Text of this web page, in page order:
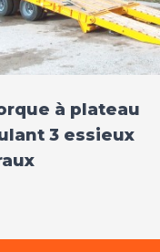
à plateau
3 essieux